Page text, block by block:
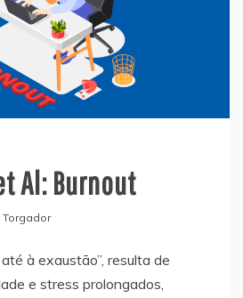
Al: Burnout
Torgador
à exaustão”, resulta de
e stress prolongados,